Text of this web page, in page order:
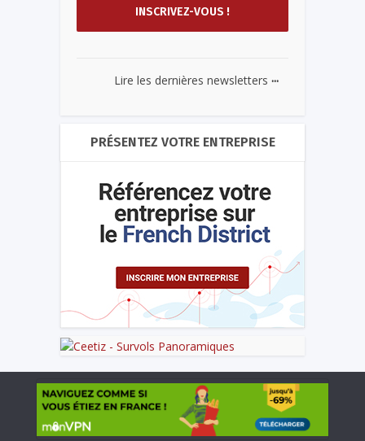
Lire les dernières newsletters ...
PRÉSENTEZ VOTRE ENTREPRISE